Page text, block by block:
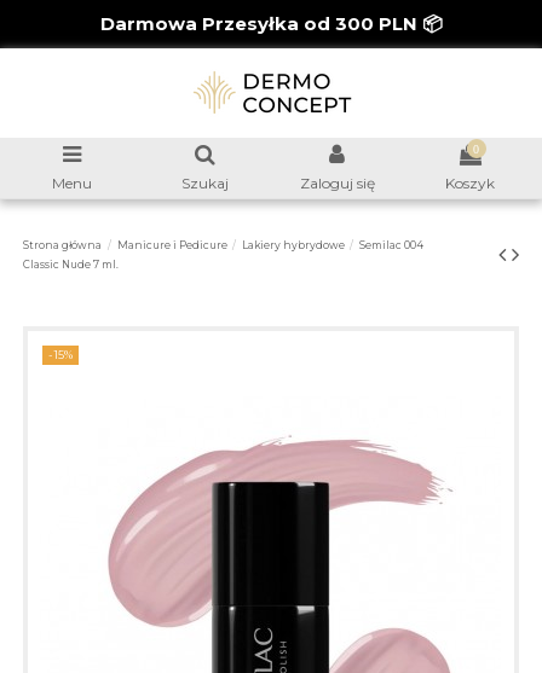
Darmowa Przesyłka od 300 PLN 📦
Menu Szukaj Zaloguj się
0
Koszyk
Strona główna Manicure i Pedicure Lakiery hybrydowe
Semilac 004
Classic Nude 7 ml.
-15%